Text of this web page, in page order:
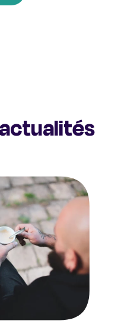
la page
qui a des idées